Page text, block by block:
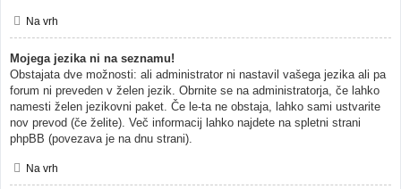
Na vrh
Mojega jezika ni na seznamu!
Obstajata dve možnosti: ali administrator ni nastavil vašega jezika ali pa
forum ni preveden v želen jezik. Obrnite se na administratorja, če lahko
namesti želen jezikovni paket. Če le-ta ne obstaja, lahko sami ustvarite
nov prevod (če želite). Več informacij lahko najdete na spletni strani
phpBB (povezava je na dnu strani).
Na vrh